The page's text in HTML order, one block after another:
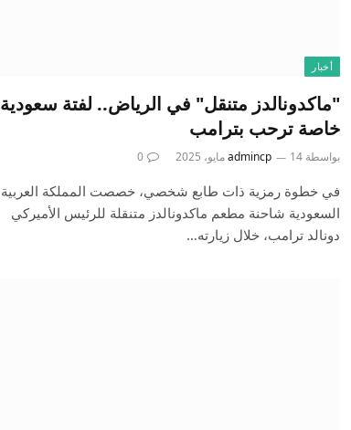
أخبار
"ماكدونالدز متنقل" في الرياض.. لفتة سعودية
خاصة ترحب بترامب
بواسطة admincp 14 مايو، 2025 0
في خطوة رمزية ذات طابع شخصي، خصصت المملكة العربية
السعودية شاحنة مطعم ماكدونالدز متنقلة للرئيس الأميركي
دونالد ترامب، خلال زيارته…